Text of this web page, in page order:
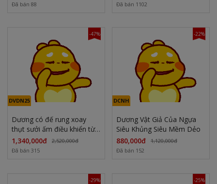
Đã bán 88
Đã bán 1102
-47%
DVDN25
Dương có đế rung xoay
thụt sưởi ấm điều khiển từ
xa và điều khiển qua aap
1,340,000đ
2,520,000đ
Đã bán 315
-22%
DCNH
Dương Vật Giả Của Ngựa
Siêu Khủng Siêu Mềm Dẻo
880,000đ
1,120,000đ
Đã bán 152
-29% -25%